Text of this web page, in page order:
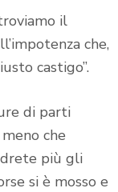
il
che,
castigo”.
di parti
che
più gli
si è mosso e